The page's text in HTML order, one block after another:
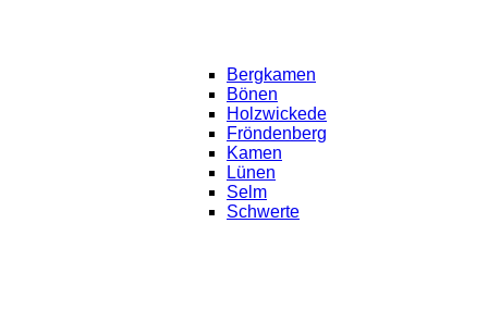
Bergkamen
Bönen
Holzwickede
Fröndenberg
Kamen
Lünen
Selm
Schwerte